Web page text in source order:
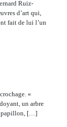
Ruiz-
d’art qui,
fait de lui l’un
«
un arbre
papillon, […]